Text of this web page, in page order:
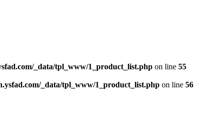
_data/tpl_www/1_product_list.php on line 55
_data/tpl_www/1_product_list.php on line 56